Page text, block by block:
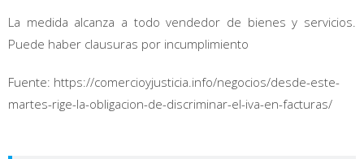
La medida alcanza a todo vendedor de bienes y servicios.
Puede haber clausuras por incumplimiento
Fuente: https://comercioyjusticia.info/negocios/desde-este-
martes-rige-la-obligacion-de-discriminar-el-iva-en-facturas/